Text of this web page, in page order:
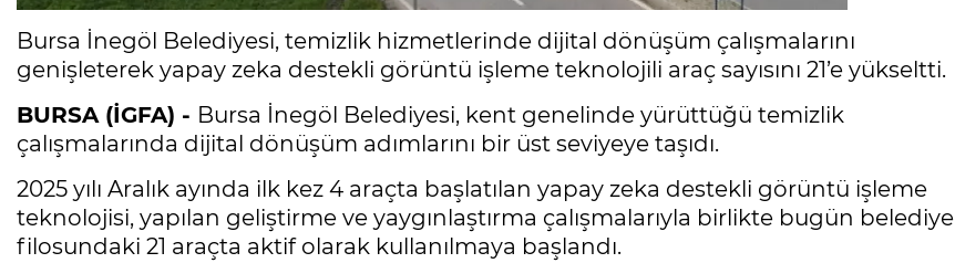
Bursa İnegöl Belediyesi, temizlik hizmetlerinde dijital dönüşüm çalışmalarını
genişleterek yapay zeka destekli görüntü işleme teknolojili araç sayısını 21’e yükseltti.
BURSA (İGFA) - Bursa İnegöl Belediyesi, kent genelinde yürüttüğü temizlik
çalışmalarında dijital dönüşüm adımlarını bir üst seviyeye taşıdı.
2025 yılı Aralık ayında ilk kez 4 araçta başlatılan yapay zeka destekli görüntü işleme
teknolojisi, yapılan geliştirme ve yaygınlaştırma çalışmalarıyla birlikte bugün belediye
filosundaki 21 araçta aktif olarak kullanılmaya başlandı.